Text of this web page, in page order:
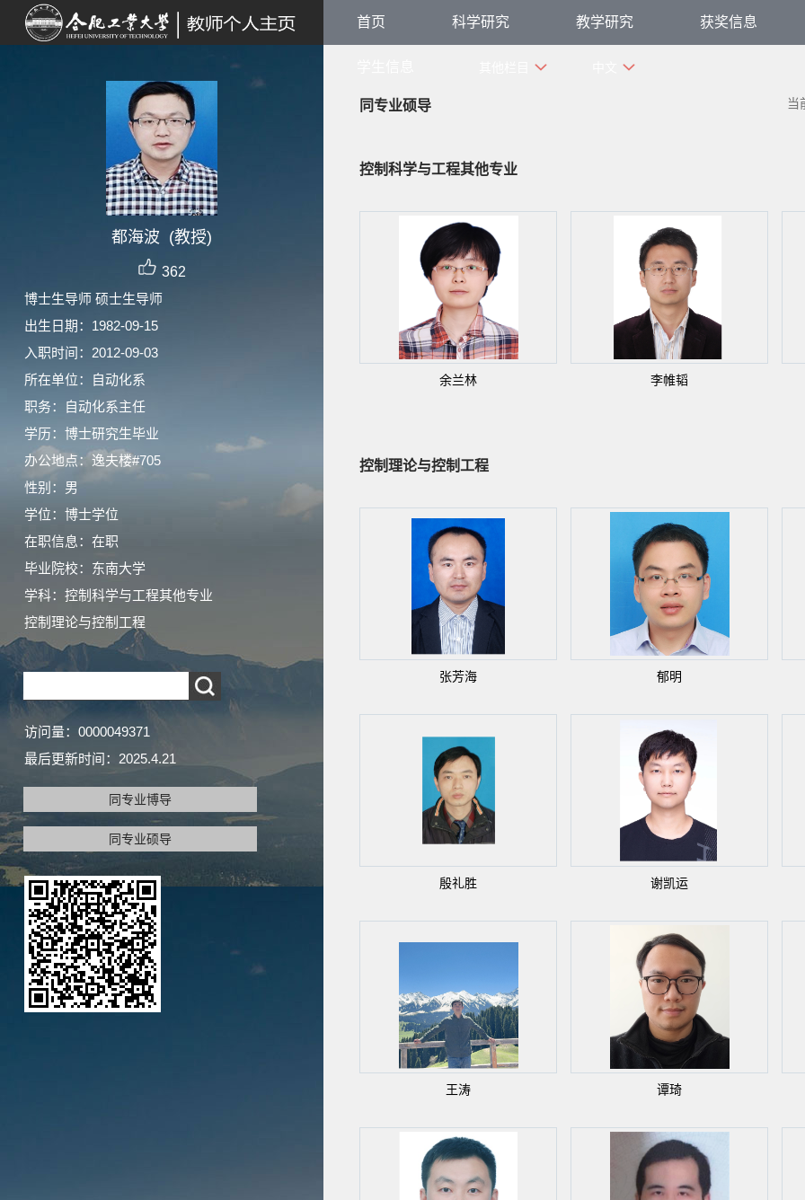
都海波 (教授)
362
博士生导师 硕士生导师
出生日期：1982-09-15
入职时间：2012-09-03
所在单位：自动化系
职务：自动化系主任
学历：博士研究生毕业
办公地点：逸夫楼#705
性别：男
学位：博士学位
在职信息：在职
毕业院校：东南大学
学科：控制科学与工程其他专业
控制理论与控制工程
访问量： 0000049371
最后更新时间： 2025.4.21
同专业博导
同专业硕导
首页 科学研究 教学研究 获奖信息
同专业硕导 当
控制科学与工程其他专业
余兰林 李帷韬
控制理论与控制工程
张芳海 郁明
殷礼胜 谢凯运
王涛 谭琦